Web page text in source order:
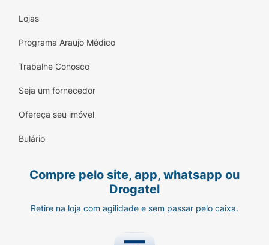
comprovada
Composição:Butane, Isobutane, Propane,
Dicaprylyl Ether, Caprylic/Capric Triglyceride,
Octyldodecanol, Triethyl Citrate,
Palmitamidopropyltrimonium Chloride,
Propylene Glycol, Disteardimonium Hectorite,
Tetramethyl Acetyloctahydronaphthalenes, d-
Pogostemon Cablin Oil, Alpha-Isomethyl
Ionone, Beta-Caryophyllene, Rose Ketones,
das axilas. Espere secar antes de se vestir.
Lojas
Programa Araujo Médico
Trabalhe Conosco
Seja um fornecedor
Ofereça seu imóvel
Bulário
Compre pelo site, app, whatsapp ou
Drogatel
Retire na loja com agilidade e sem passar pelo caixa.